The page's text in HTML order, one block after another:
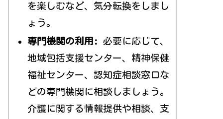
を楽しむなど、気分転換をしまし
ょう。
専門機関の利用: 必要に応じて、
地域包括支援センター、精神保健
福祉センター、認知症相談窓口な
どの専門機関に相談しましょう。
介護に関する情報提供や相談、支